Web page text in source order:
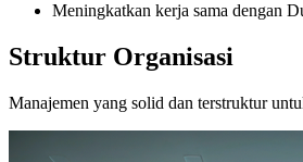
Meningkatkan kerja sama dengan
Struktur Organisasi
Manajemen yang solid dan terstruktur